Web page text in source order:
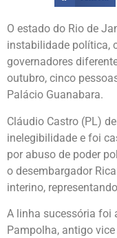
O estado do Rio de
instabilidade política,
governadores
outubro, cinco
Palácio Guanabara.
Cláudio Castro (PL)
inelegibilidade e foi
por abuso de poder
o desembargador
interino,
A linha sucessória foi
Pampolha, antigo